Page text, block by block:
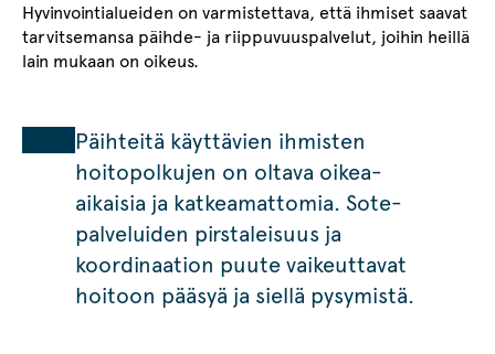
Hyvinvointialueiden on varmistettava, että ihmiset saavat
tarvitsemansa päihde- ja riippuvuuspalvelut, joihin heillä
lain mukaan on oikeus.
Päihteitä käyttävien ihmisten
hoitopolkujen on oltava oikea-
aikaisia ja katkeamattomia. Sote-
palveluiden pirstaleisuus ja
koordinaation puute vaikeuttavat
hoitoon pääsyä ja siellä pysymistä.